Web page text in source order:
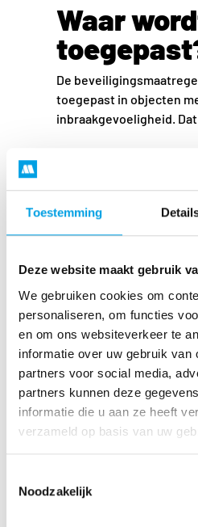
Toestemming
Deze website maakt gebruik
We gebruiken cookies om
personaliseren, om functies
en om ons websiteverkeer te
informatie over uw gebruik van
partners voor social media,
partners kunnen deze
informatie die u aan ze heeft
verzameld op basis van uw
Noodzakelijk
Waar
De
toegepast in objecten
inbraakgevoeligheid.
tussen 100K en
heeft.
Bedrijven met
Magazijnen met
merkkleding of
Winkelpanden
gerichte diefstal
Locaties waar
geweest of waar
De keuze voor EL3
de risicoklasse van het
de risicoklasse, hoe
eisen u moet voldoen?